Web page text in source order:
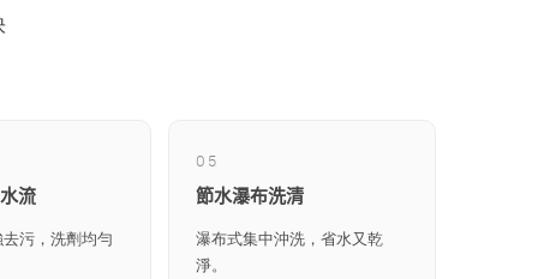
流
污，洗劑均勻
05
節水瀑布洗清
瀑布式集中沖洗，省水又乾
淨。